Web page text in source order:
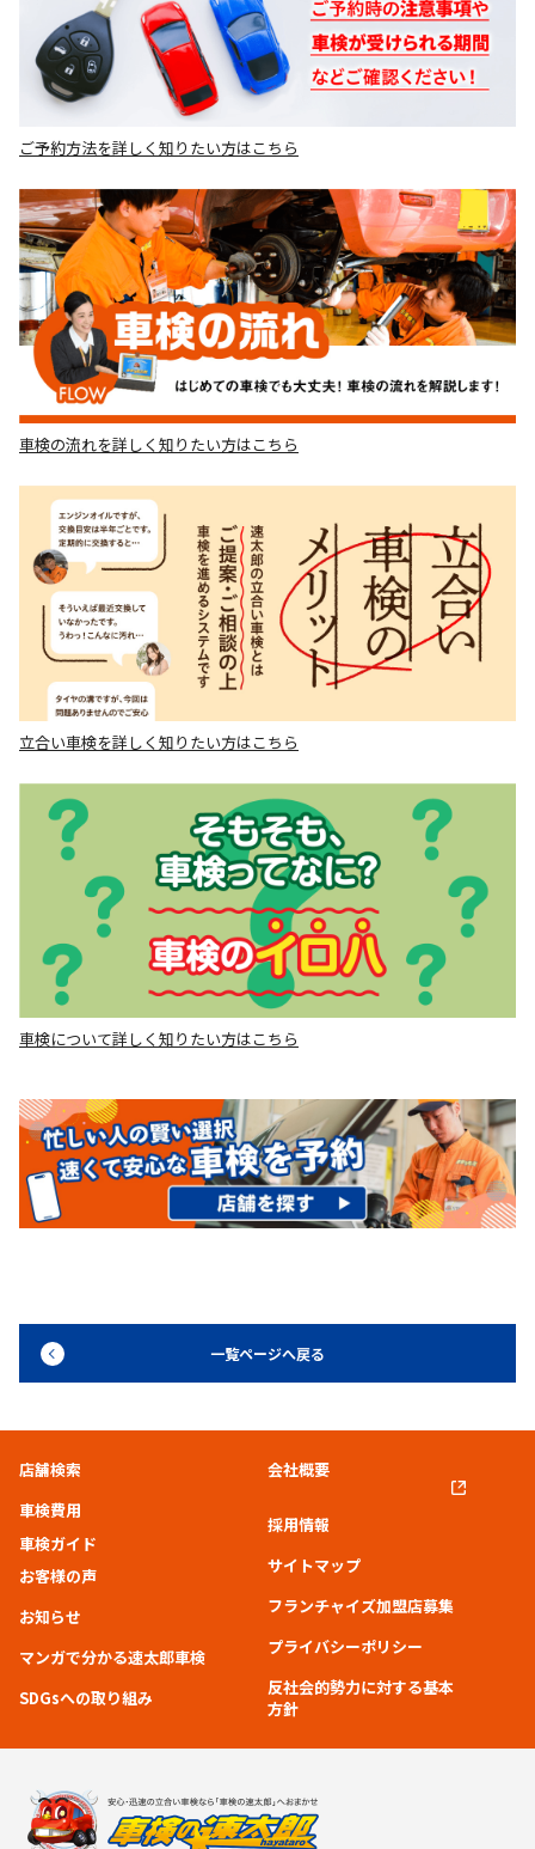
ご予約方法を詳しく知りたい方はこちら
車検の流れを詳しく知りたい方はこちら
立合い車検を詳しく知りたい方はこちら
車検について詳しく知りたい方はこちら
一覧ページへ戻る
店舗検索
車検費用
車検ガイド
お客様の声
お知らせ
マンガで分かる速太郎車検
SDGsへの取り組み
会社概要
採用情報
サイトマップ
フランチャイズ加盟店募集
プライバシーポリシー
反社会的勢力に対する基本
方針